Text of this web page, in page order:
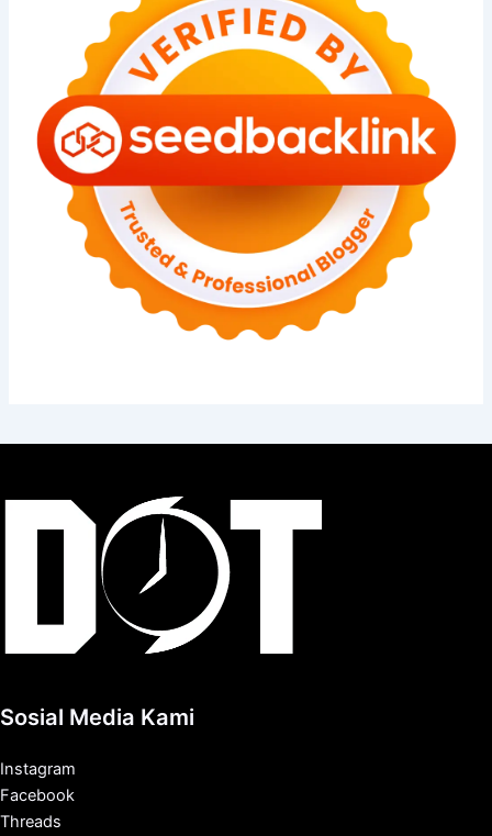
Sosial Media Kami
Instagram
Facebook
Threads